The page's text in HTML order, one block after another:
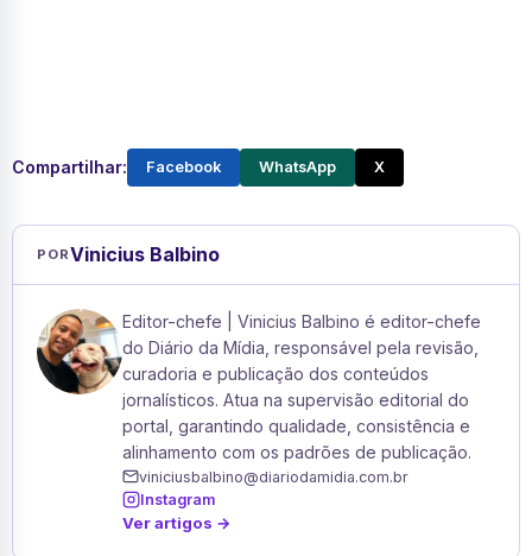
Compartilhar: Facebook WhatsApp X
PORVinicius Balbino
Editor-chefe | Vinicius Balbino é editor-chefe
do Diário da Mídia, responsável pela revisão,
curadoria e publicação dos conteúdos
jornalísticos. Atua na supervisão editorial do
portal, garantindo qualidade, consistência e
alinhamento com os padrões de publicação.
viniciusbalbino@diariodamidia.com.br
Instagram
Ver artigos →